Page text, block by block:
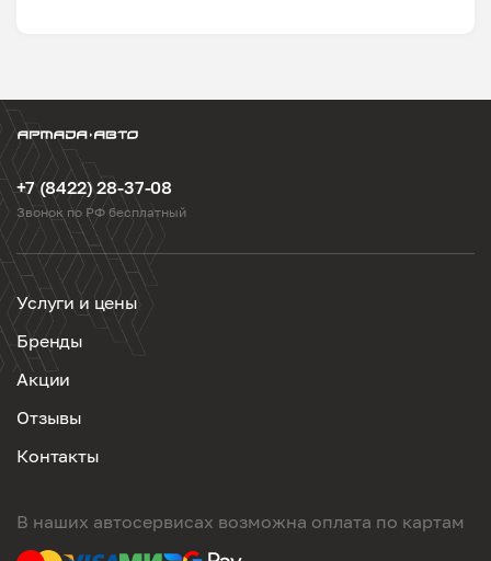
+7 (8422) 28-37-08
Звонок по РФ бесплатный
Услуги и цены
Бренды
Акции
Отзывы
Контакты
В наших автосервисах возможна оплата по картам